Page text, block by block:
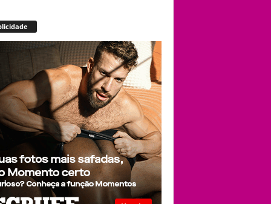
real, aponta relatório
internacional
Gay de 62 anos
relembra quando,
aos 15, foi garoto de
programa por
quatro meses sem
saber: “Idiotice da
minha parte”